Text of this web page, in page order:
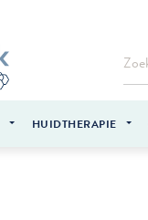
HUIDTHERAPIE